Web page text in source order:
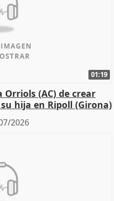
01:19
Orriols (AC) de crear
hija en Ripoll (Girona)
2026